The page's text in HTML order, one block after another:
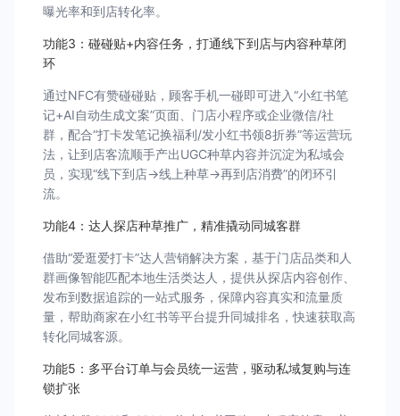
曝光率和到店转化率。
功能3：碰碰贴+内容任务，打通线下到店与内容种草闭
环
通过NFC有赞碰碰贴，顾客手机一碰即可进入“小红书笔
记+AI自动生成文案”页面、门店小程序或企业微信/社
群，配合“打卡发笔记换福利/发小红书领8折券”等运营玩
法，让到店客流顺手产出UGC种草内容并沉淀为私域会
员，实现“线下到店→线上种草→再到店消费”的闭环引
流。
功能4：达人探店种草推广，精准撬动同城客群
借助“爱逛爱打卡”达人营销解决方案，基于门店品类和人
群画像智能匹配本地生活类达人，提供从探店内容创作、
发布到数据追踪的一站式服务，保障内容真实和流量质
量，帮助商家在小红书等平台提升同城排名，快速获取高
转化同城客源。
功能5：多平台订单与会员统一运营，驱动私域复购与连
锁扩张